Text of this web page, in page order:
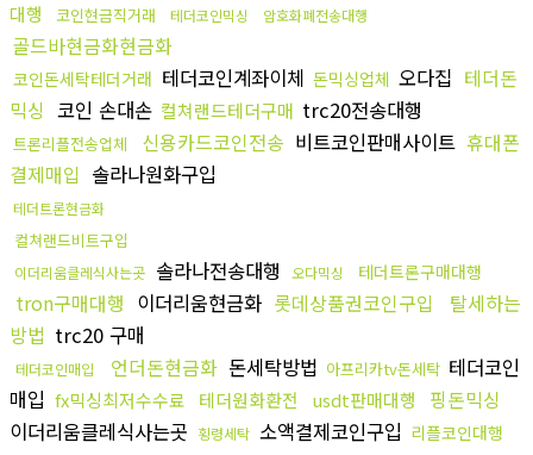
대행
코인현금직거래 테더코인믹싱 암호화폐전송대행
골드바현금화현금화
코인돈세탁테더거래 테더코인계좌이체 돈믹싱업체 오다집 테더돈
믹싱 코인 손대손 컬쳐랜드테더구매 trc20전송대행
트론리플전송업체 신용카드코인전송 비트코인판매사이트 휴대폰
결제매입 솔라나원화구입
테더트론현금화
컬쳐랜드비트구입
이더리움클레식사는곳 솔라나전송대행 오다믹싱 테더트론구매대행
tron구매대행 이더리움현금화 롯데상품권코인구입
탈세하는
방법 trc20 구매
테더코인매입 언더돈현금화 돈세탁방법 아프리카tv돈세탁 테더코인
매입 fx믹싱최저수수료 테더원화환전 usdt판매대행
핑돈믹싱
이더리움클레식사는곳 횡령세탁 소액결제코인구입 리플코인대행